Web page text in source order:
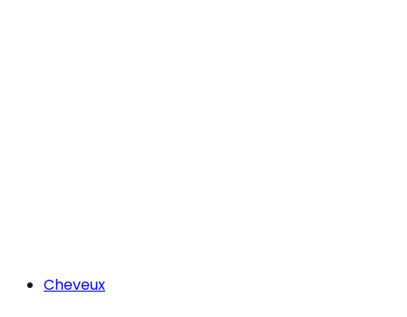
Cheveux